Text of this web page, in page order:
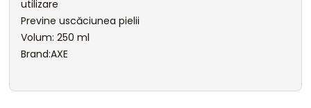
utilizare
Previne uscăciunea pielii
Volum: 250 ml
Brand:AXE